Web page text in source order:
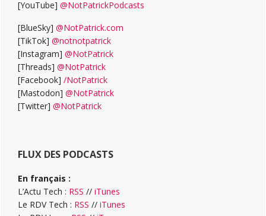
[YouTube] @NotPatrickPodcasts
[BlueSky] @NotPatrick.com
[TikTok] @notnotpatrick
[Instagram] @NotPatrick
[Threads] @NotPatrick
[Facebook] /NotPatrick
[Mastodon] @NotPatrick
[Twitter] @NotPatrick
FLUX DES PODCASTS
En français :
L’Actu Tech : RSS // iTunes
Le RDV Tech : RSS // iTunes